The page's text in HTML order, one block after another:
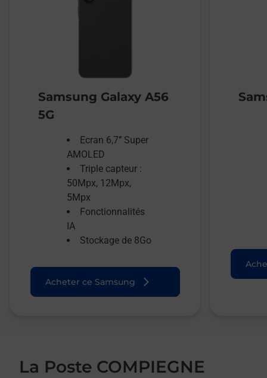
Samsung Galaxy A56
5G
Ecran 6,7’’ Super
AMOLED
Triple capteur :
50Mpx, 12Mpx,
5Mpx
Fonctionnalités
IA
Stockage de 8Go
Acheter ce Samsung
La Poste COMPIEGNE